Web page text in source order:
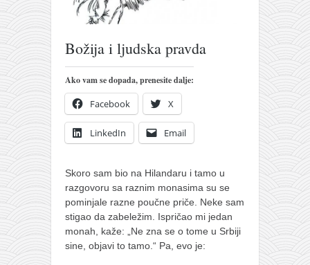
zakonopravilo
duhovni otac
pravoslavlje
zabranjena istorija
ćirilica
porodične priče
umesto tvitera
kalendar srpski
azbuki i knjige
Okinava karate
najnovije na blogu
Božija i ljudska pravda
Ako vam se dopada, prenesite dalje:
Facebook X
LinkedIn Email
Skoro sam bio na Hilandaru i tamo u
razgovoru sa raznim monasima su se
pominjale razne poučne priče. Neke sam
stigao da zabeležim. Ispričao mi jedan
monah, kaže: „Ne zna se o tome u Srbiji
sine, objavi to tamo.“ Pa, evo je: